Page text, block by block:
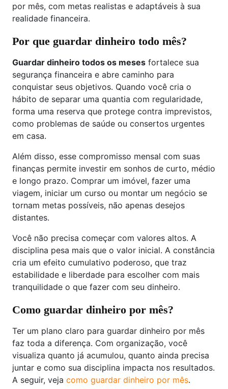
por mês, com metas realistas e adaptáveis à sua
realidade financeira.
Por que guardar dinheiro todo mês?
Guardar dinheiro todos os meses fortalece sua
segurança financeira e abre caminho para
conquistar seus objetivos. Quando você cria o
hábito de separar uma quantia com regularidade,
forma uma reserva que protege contra imprevistos,
como problemas de saúde ou consertos urgentes
em casa.
Além disso, esse compromisso mensal com suas
finanças permite investir em sonhos de curto, médio
e longo prazo. Comprar um imóvel, fazer uma
viagem, iniciar um curso ou montar um negócio se
tornam metas possíveis, não apenas desejos
distantes.
Você não precisa começar com valores altos. A
disciplina pesa mais que o valor inicial. A constância
cria um efeito cumulativo poderoso, que traz
estabilidade e liberdade para escolher com mais
tranquilidade o que fazer com seu dinheiro.
Como guardar dinheiro por mês?
Ter um plano claro para guardar dinheiro por mês
faz toda a diferença. Com organização, você
visualiza quanto já acumulou, quanto ainda precisa
juntar e como sua disciplina impacta nos resultados.
A seguir, veja como guardar dinheiro por mês.